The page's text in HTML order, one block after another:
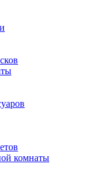
комнаты